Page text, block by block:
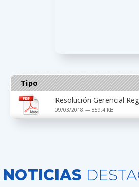
Tipo
Resolución Gerencial
09/03/2018 — 859.4 KB
NOTICIAS